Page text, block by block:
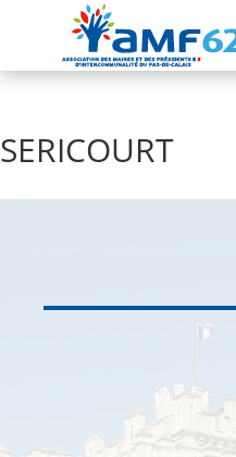
SERICOURT